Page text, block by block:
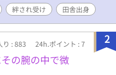
絆され受け 田舎出身
2
り : 883 24h.ポイント : 7
の腕の中で微